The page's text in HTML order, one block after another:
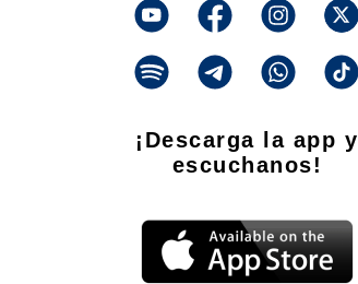
¡Descarga la app y
escuchanos!